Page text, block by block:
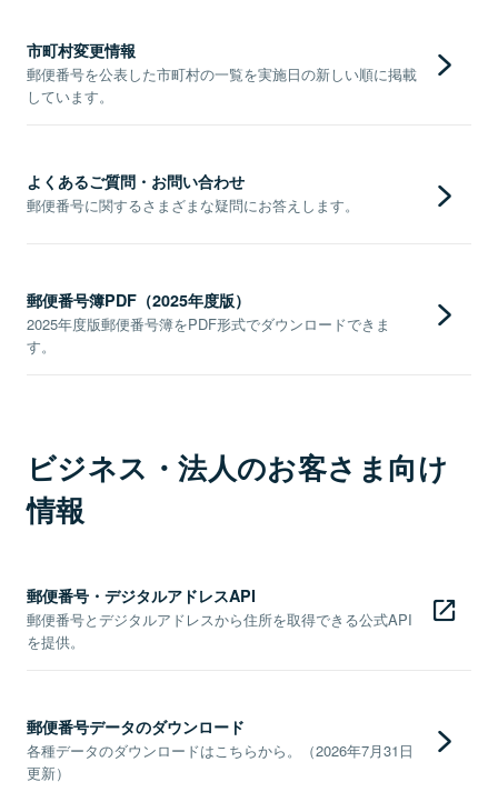
市町村変更情報
郵便番号を公表した市町村の一覧を実施日の新しい順に掲載
しています。
よくあるご質問・お問い合わせ
郵便番号に関するさまざまな疑問にお答えします。
郵便番号簿PDF（2025年度版）
2025年度版郵便番号簿をPDF形式でダウンロードできま
す。
ビジネス・法人のお客さま向け
情報
郵便番号・デジタルアドレスAPI
郵便番号とデジタルアドレスから住所を取得できる公式API
を提供。
郵便番号データのダウンロード
各種データのダウンロードはこちらから。（2026年7月31日
更新）